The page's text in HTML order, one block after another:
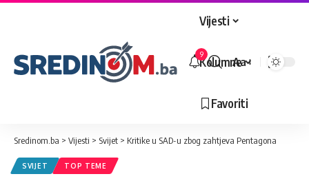
Vijesti
Kolumne
Favoriti
9
Veličina
Aa
Sredinom.ba > Vijesti > Svijet > Kritike u SAD-u zbog zahtjeva Pentagona
SVIJET TOP TEME